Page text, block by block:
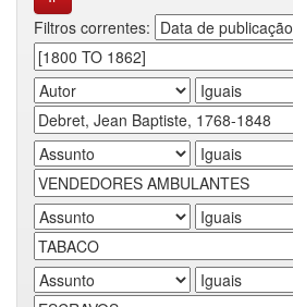
Filtros correntes: